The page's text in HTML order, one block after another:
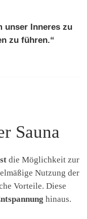
unser Inneres zu
zu führen.“
Sauna
die Möglichkeit zur
Nutzung der
Vorteile. Diese
hinaus.